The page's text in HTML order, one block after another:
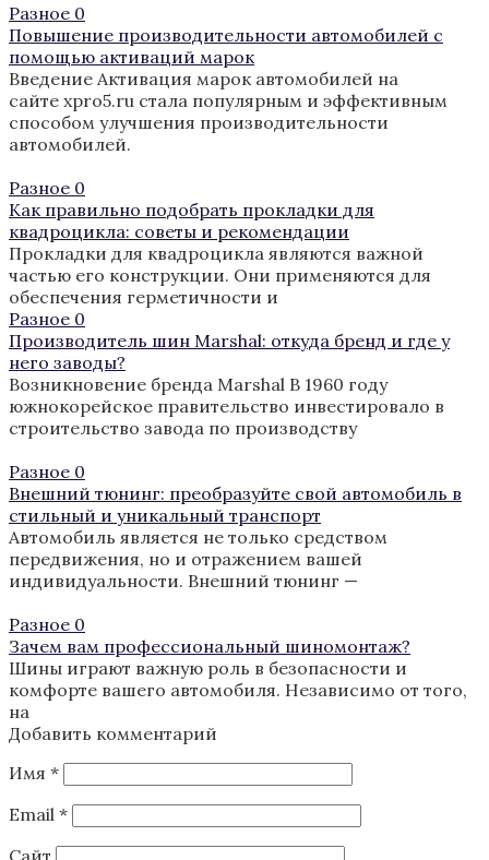
Разное 0
Повышение производительности автомобилей с
помощью активаций марок
Введение Активация марок автомобилей на
сайте xpro5.ru стала популярным и эффективным
способом улучшения производительности
автомобилей.
Разное 0
Как правильно подобрать прокладки для
квадроцикла: советы и рекомендации
Прокладки для квадроцикла являются важной
частью его конструкции. Они применяются для
обеспечения герметичности и
Разное 0
Производитель шин Marshal: откуда бренд и где у
него заводы?
Возникновение бренда Marshal В 1960 году
южнокорейское правительство инвестировало в
строительство завода по производству
Разное 0
Внешний тюнинг: преобразуйте свой автомобиль в
стильный и уникальный транспорт
Автомобиль является не только средством
передвижения, но и отражением вашей
индивидуальности. Внешний тюнинг —
Разное 0
Зачем вам профессиональный шиномонтаж?
Шины играют важную роль в безопасности и
комфорте вашего автомобиля. Независимо от того,
на
Добавить комментарий
Имя *
Email *
Сайт